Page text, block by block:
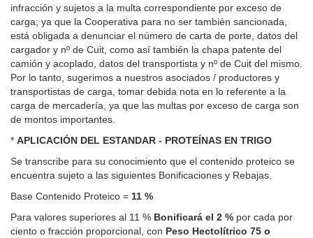
infracción y sujetos a la multa correspondiente por exceso de
carga; ya que la Cooperativa para no ser también sancionada,
está obligada a denunciar el número de carta de porte, datos del
cargador y nº de Cuit, como así también la chapa patente del
camión y acoplado, datos del transportista y nº de Cuit del mismo.
Por lo tanto, sugerimos a nuestros asociados / productores y
transportistas de carga, tomar debida nota en lo referente a la
carga de mercadería, ya que las multas por exceso de carga son
de montos importantes.
* APLICACIÓN DEL ESTANDAR - PROTEÍNAS EN TRIGO
Se transcribe para su conocimiento que el contenido proteico se
encuentra sujeto a las siguientes Bonificaciones y Rebajas.
Base Contenido Proteico = 11 %
Para valores superiores al 11 % Bonificará el 2 % por cada por
ciento o fracción proporcional, con Peso Hectolítrico 75 o